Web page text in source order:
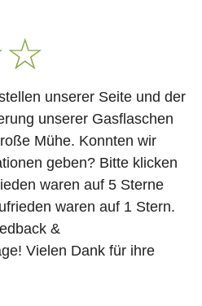
☆
unserer Seite und der
unserer Gasflaschen
Mühe. Konnten wir
geben? Bitte klicken
waren auf 5 Sterne
waren auf 1 Stern.
&
Vielen Dank für ihre